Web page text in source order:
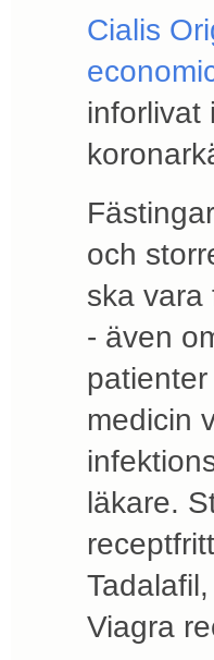
Cialis
inforlivat
och
ska vara
- även
medicin
läkare.
Viagra